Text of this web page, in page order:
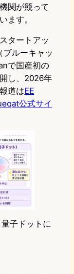
関が競って
ます。
タートアッ
ルーキャッ
で国産初の
し、2026年
道はEE
公式サイ
子ドットに